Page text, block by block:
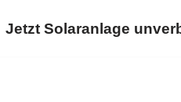
Jetzt Solaranlage